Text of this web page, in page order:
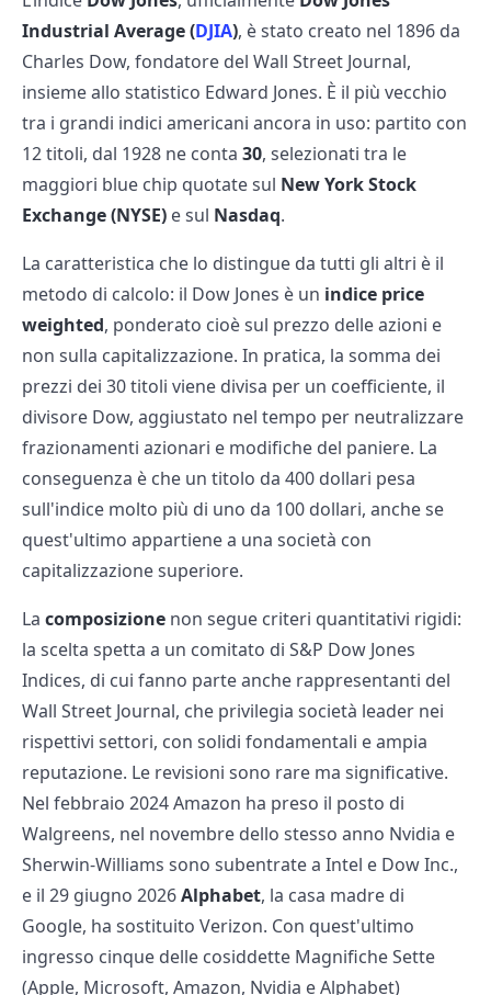
Industrial Average (DJIA), è stato creato nel 1896 da
Charles Dow, fondatore del Wall Street Journal,
insieme allo statistico Edward Jones. È il più vecchio
tra i grandi indici americani ancora in uso: partito con
12 titoli, dal 1928 ne conta 30, selezionati tra le
maggiori blue chip quotate sul New York Stock
Exchange (NYSE) e sul Nasdaq.
La caratteristica che lo distingue da tutti gli altri è il
metodo di calcolo: il Dow Jones è un indice price
weighted, ponderato cioè sul prezzo delle azioni e
non sulla capitalizzazione. In pratica, la somma dei
prezzi dei 30 titoli viene divisa per un coefficiente, il
divisore Dow, aggiustato nel tempo per neutralizzare
frazionamenti azionari e modifiche del paniere. La
conseguenza è che un titolo da 400 dollari pesa
sull'indice molto più di uno da 100 dollari, anche se
quest'ultimo appartiene a una società con
capitalizzazione superiore.
La composizione non segue criteri quantitativi rigidi:
la scelta spetta a un comitato di S&P Dow Jones
Indices, di cui fanno parte anche rappresentanti del
Wall Street Journal, che privilegia società leader nei
rispettivi settori, con solidi fondamentali e ampia
reputazione. Le revisioni sono rare ma significative.
Nel febbraio 2024 Amazon ha preso il posto di
Walgreens, nel novembre dello stesso anno Nvidia e
Sherwin-Williams sono subentrate a Intel e Dow Inc.,
e il 29 giugno 2026Alphabet, la casa madre di
Google, ha sostituito Verizon. Con quest'ultimo
ingresso cinque delle cosiddette Magnifiche Sette
(Apple, Microsoft, Amazon, Nvidia e Alphabet)